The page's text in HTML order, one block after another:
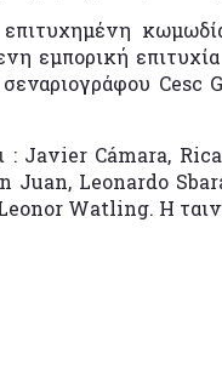
επιτυχημένη
εμπορική
: Javier Cámara,
Juan, Leonardo
Watling. Η